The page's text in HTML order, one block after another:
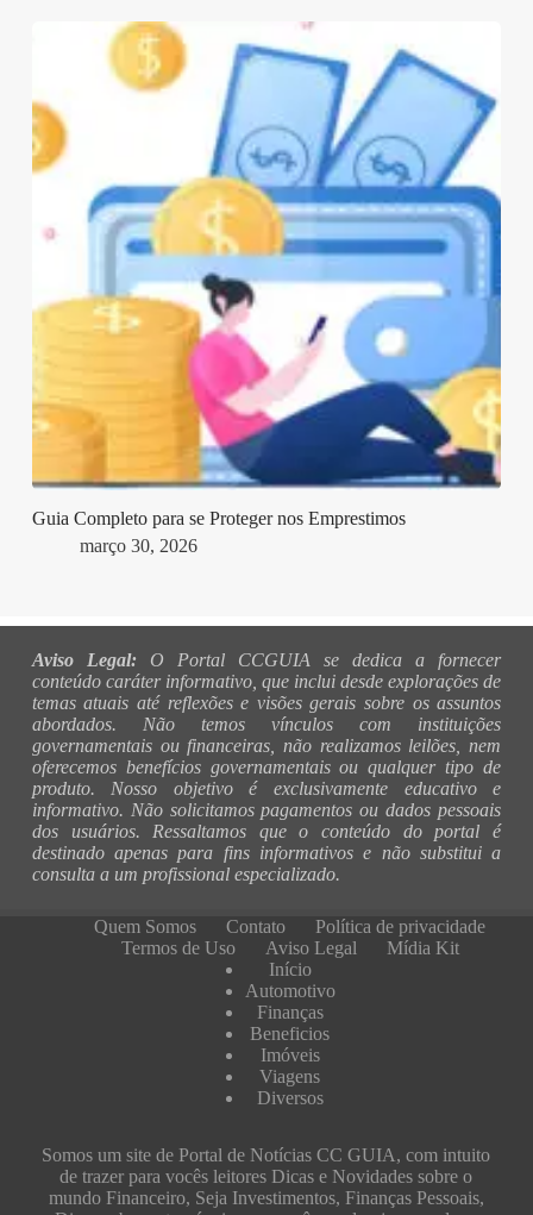
Guia Completo para se Proteger nos Emprestimos
março 30, 2026
Aviso Legal: O Portal CCGUIA se dedica a fornecer
conteúdo caráter informativo, que inclui desde explorações de
temas atuais até reflexões e visões gerais sobre os assuntos
abordados. Não temos vínculos com instituições
governamentais ou financeiras, não realizamos leilões, nem
oferecemos benefícios governamentais ou qualquer tipo de
produto. Nosso objetivo é exclusivamente educativo e
informativo. Não solicitamos pagamentos ou dados pessoais
dos usuários. Ressaltamos que o conteúdo do portal é
destinado apenas para fins informativos e não substitui a
consulta a um profissional especializado.
Quem Somos Contato
Política de privacidade
Termos de Uso
Aviso Legal
Mídia Kit
Início
Automotivo
Finanças
Beneficios
Imóveis
Viagens
Diversos
Somos um site de Portal de Notícias CC GUIA, com intuito
de trazer para vocês leitores Dicas e Novidades sobre o
mundo Financeiro, Seja Investimentos, Finanças Pessoais,